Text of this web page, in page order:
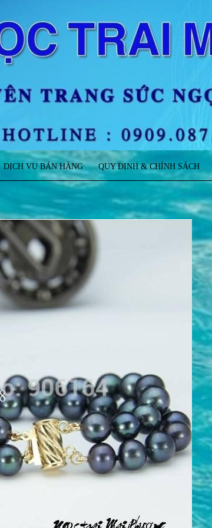
DỊCH VỤ BÁN HÀNG QUY ĐỊNH & CHÍNH SÁCH